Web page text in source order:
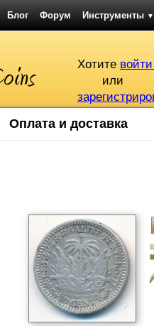
Блог Форум Инструменты ▼
Хотите
или
Оплата и доставка